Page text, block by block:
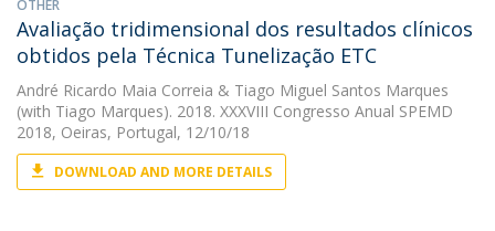
OTHER
Avaliação tridimensional dos resultados clínicos
obtidos pela Técnica Tunelização ETC
André Ricardo Maia Correia & Tiago Miguel Santos Marques
(with Tiago Marques). 2018. XXXVIII Congresso Anual SPEMD
2018, Oeiras, Portugal, 12/10/18
DOWNLOAD AND MORE DETAILS